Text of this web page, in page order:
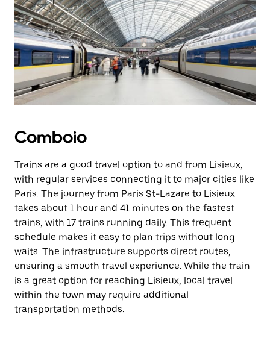
Comboio
Trains are a good travel option to and from Lisieux,
with regular services connecting it to major cities like
Paris. The journey from Paris St-Lazare to Lisieux
takes about 1 hour and 41 minutes on the fastest
trains, with 17 trains running daily. This frequent
schedule makes it easy to plan trips without long
waits. The infrastructure supports direct routes,
ensuring a smooth travel experience. While the train
is a great option for reaching Lisieux, local travel
within the town may require additional
transportation methods.